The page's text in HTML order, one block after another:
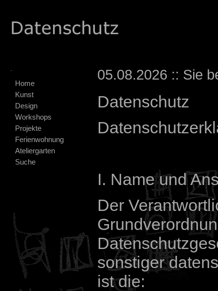
Home
Kunst
Design
Workshops
Projekte
Ferienwohnung
Ateliergarten
Suche
05.08.2026 :: Sie
Datenschutz
I. Name und
Der
sonstiger
ist die: